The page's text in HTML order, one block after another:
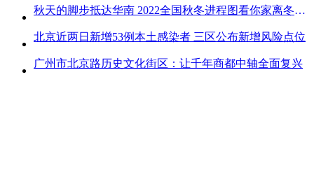
秋天的脚步抵达华南 2022全国秋冬进程图看你家离冬天有多远
北京近两日新增53例本土感染者 三区公布新增风险点位
广州市北京路历史文化街区：让千年商都中轴全面复兴